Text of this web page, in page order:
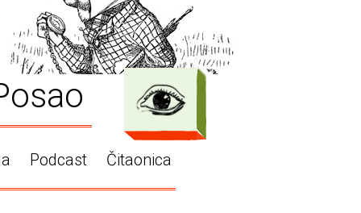
Podcast Čitaonica